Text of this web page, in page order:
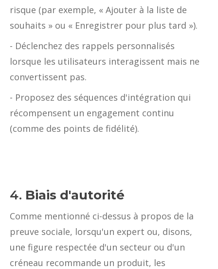
risque (par exemple, « Ajouter à la liste de
souhaits » ou « Enregistrer pour plus tard »).
- Déclenchez des rappels personnalisés
lorsque les utilisateurs interagissent mais ne
convertissent pas.
- Proposez des séquences d'intégration qui
récompensent un engagement continu
(comme des points de fidélité).
4. Biais d'autorité
Comme mentionné ci-dessus à propos de la
preuve sociale, lorsqu'un expert ou, disons,
une figure respectée d'un secteur ou d'un
créneau recommande un produit, les